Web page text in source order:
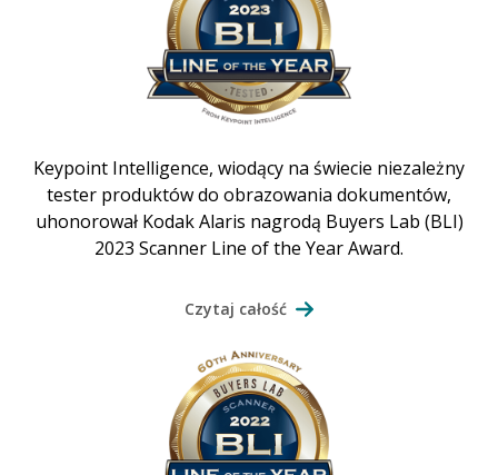
Keypoint Intelligence, wiodący na świecie niezależny
tester produktów do obrazowania dokumentów,
uhonorował Kodak Alaris nagrodą Buyers Lab (BLI)
2023 Scanner Line of the Year Award.
Czytaj całość